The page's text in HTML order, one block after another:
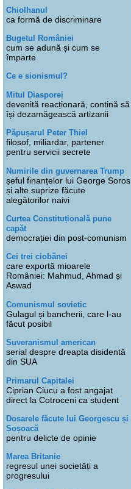
Chiolhanul
ca formă de discriminare
Bugetul României
cum se adună și cum se
împarte
Ce e sionismul?
Mitul Diasporei
devenită reacționară, contină să
își dezamăgească artizanii
Păpușarul Peter Thiel
filosof, miliardar, partener
pentru servicii secrete
Numirile din guvernarea Trump
șeful finanțelor lui George Soros
și alte suprize făcute
alegătorilor naivi
Curtea Constituțională pune
capăt
democrației din post-comunism
Cei trei ciobănei
care exportă mioarele
României: Mahmud, Ahmad și
Aswad
Comunismul sovietic
Gulagul și bancherii, care l-au
făcut posibil
Suveranismul american
serial despre dreapta disidentă
din SUA
Primarul Capitalei
Ciprian Ciucu a fost angajat
direct la Cotroceni ca student
Dosarele făcute lui Georgescu și
Șoșoacă
pentru delicte de opinie
Marea Britanie
regresul unei societăți a
progresului